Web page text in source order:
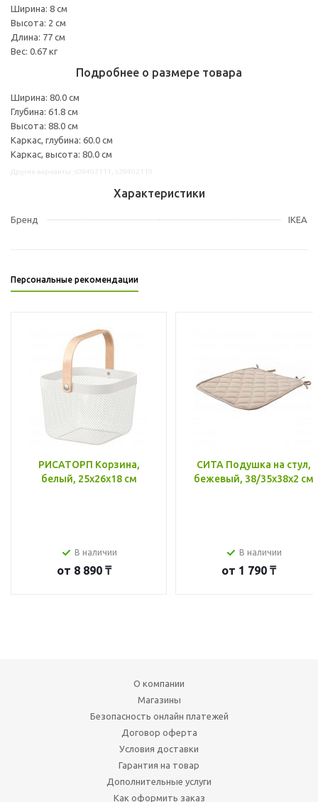
Ширина: 8 см
Высота: 2 см
Длина: 77 см
Вес: 0.67 кг
Подробнее о размере товара
Ширина: 80.0 см
Глубина: 61.8 см
Высота: 88.0 см
Каркас, глубина: 60.0 см
Каркас, высота: 80.0 см
Характеристики
Бренд IKEA
Персональные рекомендации
РИСАТОРП Корзина,
белый, 25x26x18 см
В наличии
от 8 890 ₸
СИТА Подушка на стул,
бежевый, 38/35x38x2 см
В наличии
от 1 790 ₸
О компании
Магазины
Безопасность онлайн платежей
Договор оферта
Условия доставки
Гарантия на товар
Дополнительные услуги
Как оформить заказ